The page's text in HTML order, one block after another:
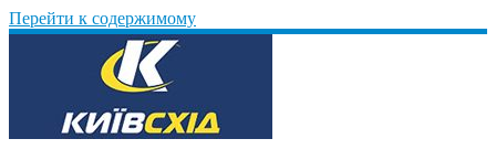
Перейти к содержимому